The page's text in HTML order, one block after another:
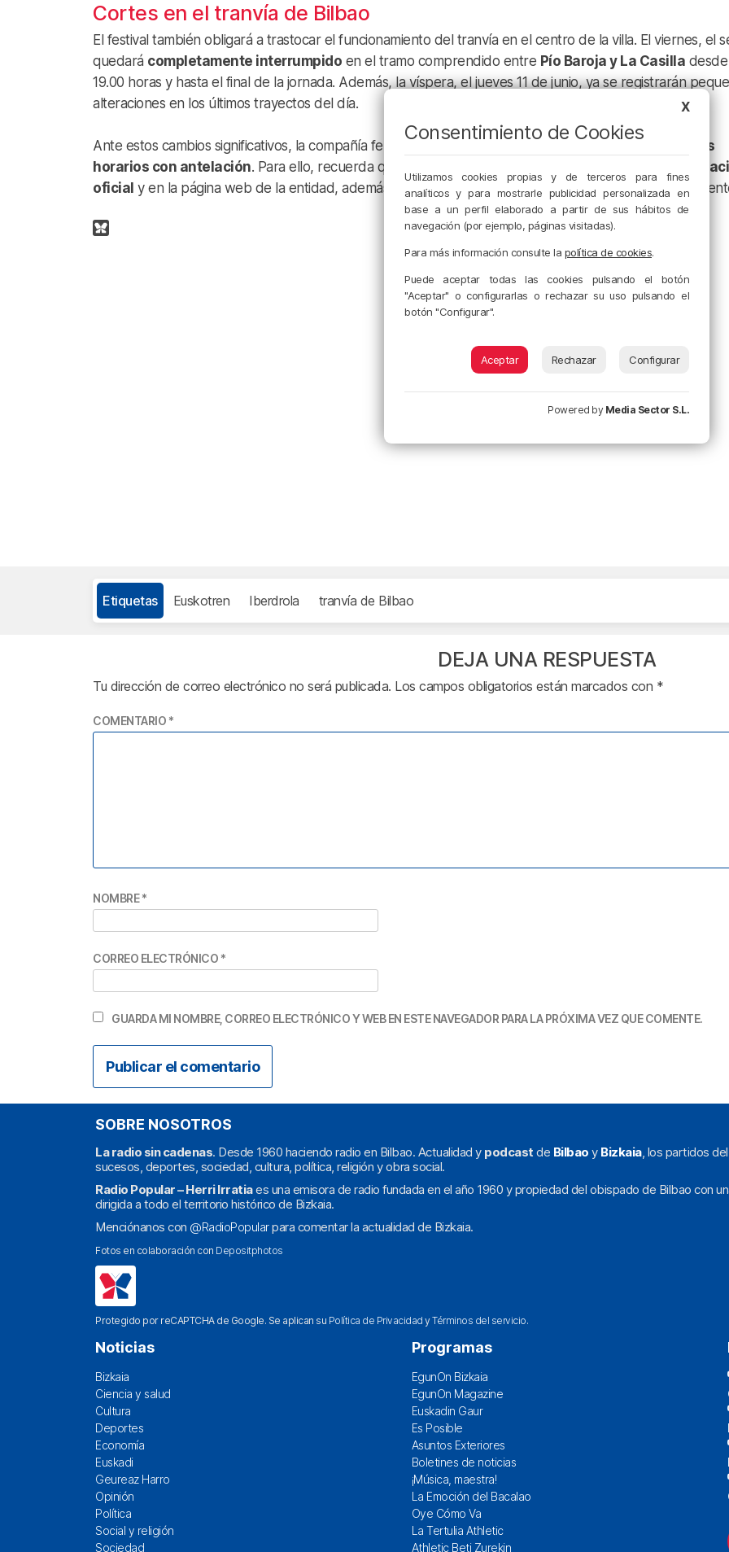
Cortes en el tranvía de Bilbao
El festival también obligará a trastocar el funcionamiento del tranvía en el centro de la villa. El viernes, el
quedará completamente interrumpido en el tramo comprendido entre Pío Baroja y La Casilla desde
19.00 horas y hasta el final de la jornada. Además, la víspera, el jueves 11 de junio, ya se registrarán
alteraciones en los últimos trayectos del día.
Ante estos cambios significativos, la compañía ferroviaria recomienda a todos los viajeros
consultar los
horarios con antelación. Para ello, recuerda que la información detallada está disponible en la
oficial y en la página web de la entidad, además de mantener operativo su teléfono de atención al
Etiquetas Euskotren Iberdrola tranvía de Bilbao
DEJA UNA RESPUESTA
Tu dirección de correo electrónico no será publicada. Los campos obligatorios están marcados con *
COMENTARIO *
NOMBRE*
CORREO ELECTRÓNICO *
GUARDA MI NOMBRE, CORREO ELECTRÓNICO Y WEB EN ESTE NAVEGADOR PARA LA PRÓXIMA VEZ QUE COMENTE.
SOBRE NOSOTROS
La radio sin cadenas. Desde 1960 haciendo radio en Bilbao. Actualidad y podcast de Bilbao y Bizkaia, los partidos del
sucesos, deportes, sociedad, cultura, política, religión y obra social.
Radio Popular – Herri Irratiaes una emisora de radio fundada en el año 1960 y propiedad del obispado de Bilbao con
dirigida a todo el territorio histórico de Bizkaia.
Menciónanos con @RadioPopularpara comentar la actualidad de Bizkaia.
Fotos en colaboración con Depositphotos
Protegido por reCAPTCHA de Google. Se aplican su Política de Privacidad yTérminos del servicio.
Noticias
Bizkaia
Ciencia y salud
Cultura
Deportes
Economía
Euskadi
Geureaz Harro
Opinión
Política
Social y religión
Sociedad
Programas
EgunOn Bizkaia
EgunOn Magazine
Euskadin Gaur
Es Posible
Asuntos Exteriores
Boletines de noticias
¡Música, maestra!
La Emoción del Bacalao
Oye Cómo Va
La Tertulia Athletic
Athletic Beti Zurekin
X
Consentimiento de Cookies
Utilizamos cookies propias y de terceros para fines
analíticos y para mostrarle publicidad personalizada en
base a un perfil elaborado a partir de sus hábitos de
navegación (por ejemplo, páginas visitadas).
Para más información consulte la política de cookies.
Puede aceptar todas las cookies pulsando el botón
"Aceptar" o configurarlas o rechazar su uso pulsando el
botón "Configurar".
Aceptar Rechazar Configurar
Powered by Media Sector S.L.